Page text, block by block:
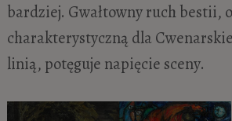
bardziej. Gwałtowny ruch bestii,
charakterystyczną dla
linią, potęguje napięcie sceny.